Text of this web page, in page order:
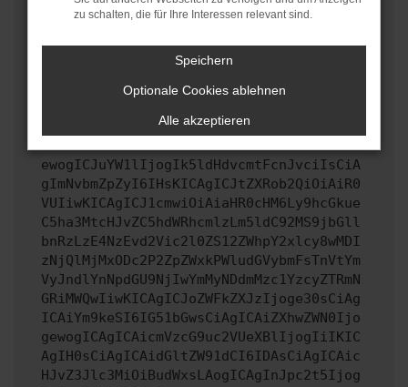
Wende dich an den Webseitenbetreiber.
Wenn du alle oben genannten Schritte versucht hast,
kontaktiere uns bitte. Wir werden versuchen, das
Problem zu beheben. Du kannst uns diesen Text
schicken, um uns bei der Fehlersuche zu
ewogICJuYW1lIjogIk5ldHdvcmtFcnJvciIsCiA
gImNvbmZpZyI6IHsKICAgICJtZXRob2QiOiAiR0
VUIiwKICAgICJ1cmwiOiAiaHR0cHM6Ly9hcGkue
C5ha3MtcHJvZC5hdWRhcmlzLm5ldC92MS9jbGll
bnRzLzE4NzEvd2Vic2l0ZS12ZWhpY2xlcy8wMDI
zNjQlMjMxODc2P2ZpZWxkPWludGVybmFsTnVtYm
VyJndlYnNpdGU9NjIwYmMyNDdmMzc1YzcyZTRmN
GRiMWQwIiwKICAgICJoZWFkZXJzIjoge30sCiAg
ICAiYm9keSI6IG51bGwsCiAgICAiZXhwZWN0Ijo
gewogICAgICAicmVzcG9uc2VUeXBlIjogIiIKIC
AgIH0sCiAgICAidGltZW91dCI6IDAsCiAgICAic
HJvZ3Jlc3MiOiBudWxsLAogICAgInJpc2t5Ijog
zu schalten, die für Ihre Interessen relevant sind.
Speichern
Optionale Cookies ablehnen
Alle akzeptieren